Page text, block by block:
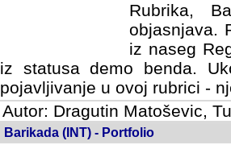
Rubrika,
objasnjava.
iz naseg
iz statusa demo benda.
pojavljivanje u ovoj rubrici -
Autor: Dragutin Matoševic,
Barikada (INT) - Portfolio